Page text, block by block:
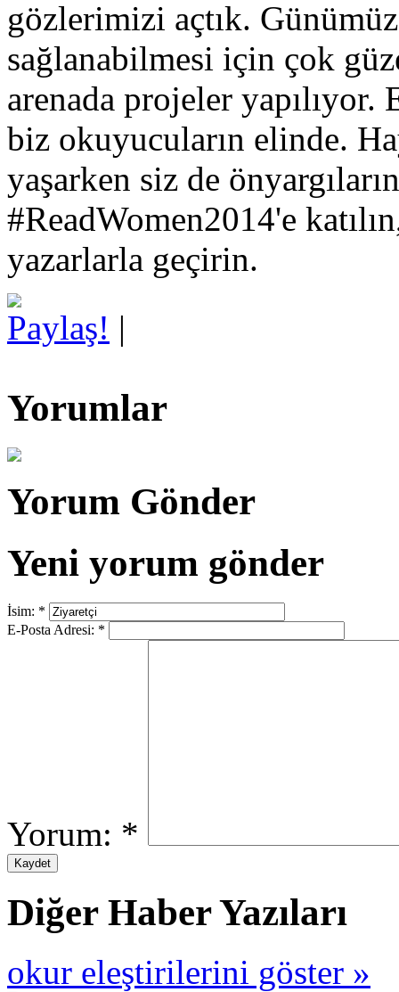
gözlerimizi açtık.
sağlanabilmesi için çok
arenada projeler
biz okuyucuların elinde.
yaşarken siz de
#ReadWomen2014'e
yazarlarla geçirin.
Paylaş! |
Yorumlar
Yorum Gönder
Yeni yorum gönder
İsim: *
E-Posta Adresi: *
Yorum: *
Diğer Haber Yazıları
okur eleştirilerini göster »